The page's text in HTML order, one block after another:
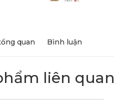
quan Bình luận
liên quan